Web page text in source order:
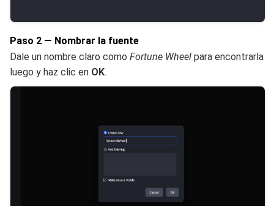
Paso 2 — Nombrar la fuente
Dale un nombre claro como Fortune Wheel para encontrarla
luego y haz clic en OK.